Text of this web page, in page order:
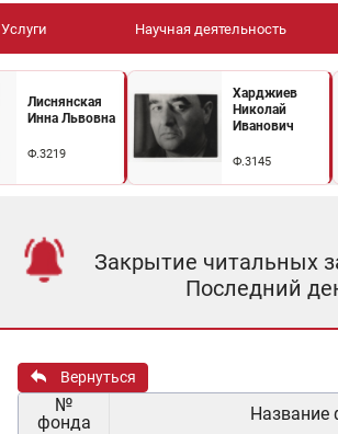
Услуги Научная деятельность
Лиснянская
Инна Львовна
Ф.3219
Харджиев
Николай
Иванович
Ф.3145
Закрытие читальных
Последний
Вернуться
№
фонда
Название